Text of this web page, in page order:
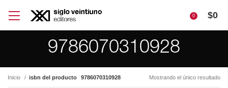
0 $0
9786070310928
Inicio isbn del producto 9786070310928 Mostrando el único resultado